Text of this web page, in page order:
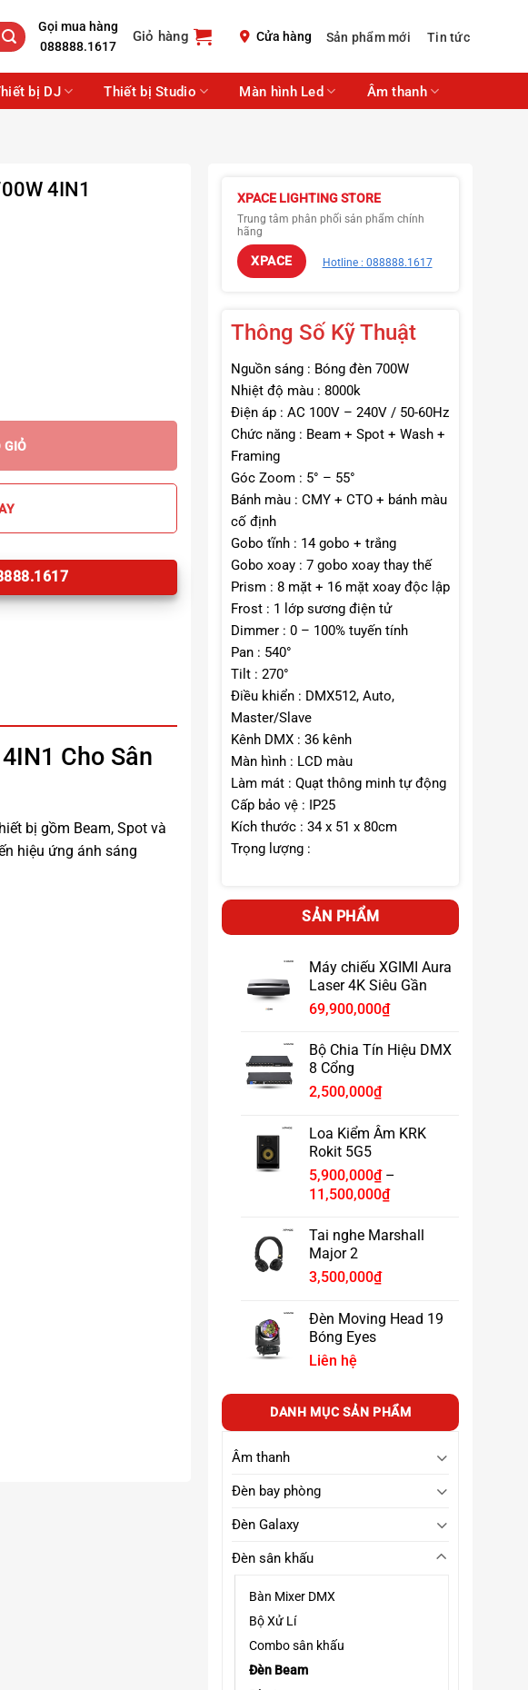
Gọi mua hàng
088888.1617
Giỏ hàng Cửa hàng Sản phẩm mới Tin tức
bị DJ Thiết bị Studio Màn hình Led Âm thanh
4IN1
GIỎ
Cho Sân
bị gồm Beam, Spot và
hiệu ứng ánh sáng
XPACE LIGHTING STORE
Trung tâm phân phối sản phẩm chính
hãng
XPACE Hotline : 088888.1617
Thông Số Kỹ Thuật
Nguồn sáng : Bóng đèn 700W
Nhiệt độ màu : 8000k
Điện áp : AC 100V – 240V / 50-60Hz
Chức năng : Beam + Spot + Wash +
Framing
Góc Zoom : 5° – 55°
Bánh màu : CMY + CTO + bánh màu
cố định
Gobo tĩnh : 14 gobo + trắng
Gobo xoay : 7 gobo xoay thay thế
Prism : 8 mặt + 16 mặt xoay độc lập
Frost : 1 lớp sương điện tử
Dimmer : 0 – 100% tuyến tính
Pan : 540°
Tilt : 270°
Điều khiển : DMX512, Auto,
Master/Slave
Kênh DMX : 36 kênh
Màn hình : LCD màu
Làm mát : Quạt thông minh tự động
Cấp bảo vệ : IP25
Kích thước : 34 x 51 x 80cm
Trọng lượng :
SẢN PHẨM
Máy chiếu XGIMI Aura
Laser 4K Siêu Gần
69,900,000₫
Bộ Chia Tín Hiệu DMX
8 Cổng
2,500,000₫
Loa Kiểm Âm KRK
Rokit 5G5
5,900,000₫ –
11,500,000₫Khoảng
từ
Tai nghe Marshall
Major 2
3,500,000₫
Đèn Moving Head 19
Bóng Eyes
Liên hệ
DANH MỤC SẢN PHẨM
Âm thanh
Đèn bay phòng
Đèn Galaxy
Đèn sân khấu
Bàn Mixer DMX
Bộ Xử Lí
Combo sân khấu
Đèn Beam